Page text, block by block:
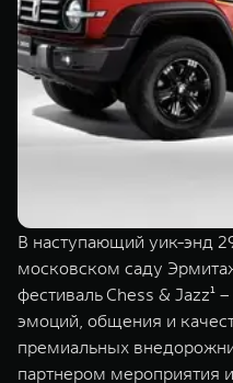
TANK 500
Веди за собой
от 6 499 000 ₽
TANK Финансы
Корпоративным клиентам
TANK ФИНАНСЫ
TANK Страхование
Сервис
Специальные
Моторные масла
Подписки
В наступающий уик-энд
московском саду
фестиваль Chess & Jazz¹
эмоций, общения и
премиальных
партнером мероприятия